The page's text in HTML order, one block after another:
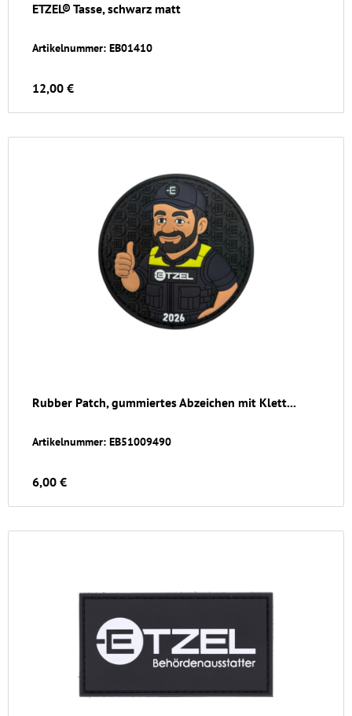
ETZEL® Tasse, schwarz matt
Artikelnummer: EB01410
12,00 €
Rubber Patch, gummiertes Abzeichen mit Klett...
Artikelnummer: EB51009490
6,00 €